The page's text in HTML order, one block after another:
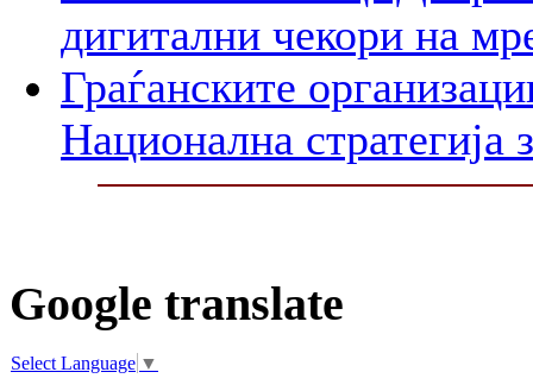
дигитални чекори на
Граѓанските
Национална стратегија
Google translate
Select Language ▼